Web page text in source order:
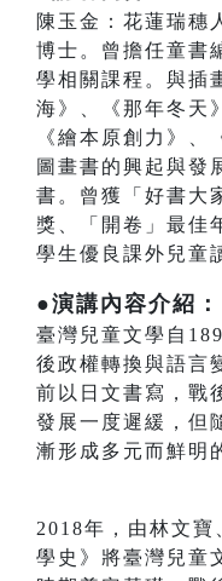
陳玉金：花蓮瑞穗
博士。曾擔任童書
學相關課程。與插
海》、《那年冬天
《繪本原創力》
圖畫書的興起與發
書。曾獲「好書大
獎、「開卷」最佳
學生優良課外兒童
●演講內容介紹：
臺灣兒童文學自
後政權轉換與語言
前以日文書寫，戰
發展一度遲緩，但
漸形成多元而鮮明
2018年，由林文寶
學史》將臺灣兒童